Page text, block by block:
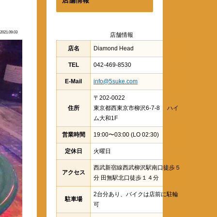
2021.09.03
店舗情報
店名
Diamond Head
TEL 042-469-8530
E-Mail info@5suke.com
住所
〒202-0022
東京都西東京市柳沢6-7-8 ハイ
ム大和1F
営業時間 19:00〜03:00 (LO 02:30)
定休日 火曜日
アクセス
西武新宿線西武柳沢駅南口徒歩５
分 田無駅北口徒歩１４分
駐車場
2台分あり、バイクは店前に駐輪
可